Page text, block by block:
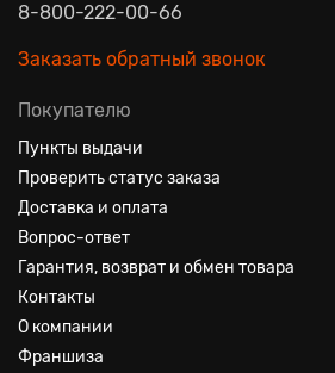
8-800-222-00-66
Заказать обратный звонок
Покупателю
Пункты выдачи
Проверить статус заказа
Доставка и оплата
Вопрос-ответ
Гарантия, возврат и обмен товара
Контакты
О компании
Франшиза